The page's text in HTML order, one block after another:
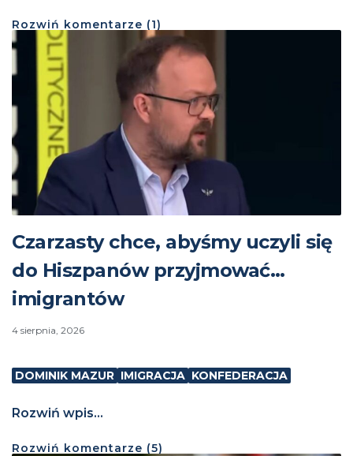
Rozwiń komentarze (1)
Czarzasty chce, abyśmy uczyli się
do Hiszpanów przyjmować…
imigrantów
4 sierpnia, 2026
DOMINIK MAZUR IMIGRACJA KONFEDERACJA
Rozwiń wpis...
Rozwiń komentarze (5)